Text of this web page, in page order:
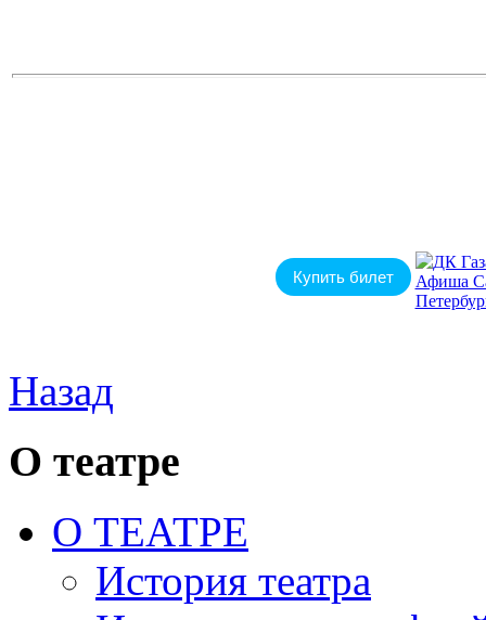
Купить билет
Назад
О театре
О ТЕАТРЕ
История театра